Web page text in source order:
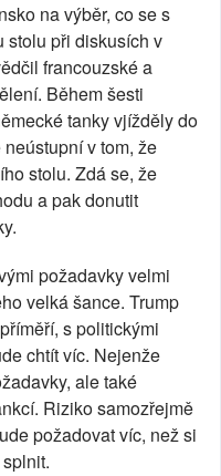
na výběr, co se s
stolu při diskusích v
francouzské a
Během šesti
tanky vjížděly do
v tom, že
stolu. Zdá se, že
a pak donutit
požadavky velmi
velká šance. Trump
s politickými
chtít víc. Nejenže
ale také
Riziko samozřejmě
požadovat víc, než si